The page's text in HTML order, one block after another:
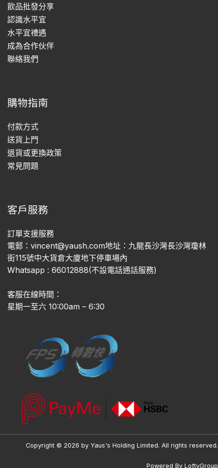
飲品批發分享
認識水平宜
水平宜禮遇
成為合作伙伴
聯絡我們
購物指南
付款方式
送貨上門
退貨或更換政策
常見問題
客戶服務
訂單支援服務
電郵：vincent@yaush.com地址：九龍長沙灣長沙灣瓊林
街115號中大貨倉大廈地下停車場內
Whatsapp : 66012888(不設電話通話服務)
客服在線時間：
星期一至六 10:00am – 6:30
Copyright © 2026 by Yaus's Holding Limited. All rights reserved.
Powered By LoftyGroup